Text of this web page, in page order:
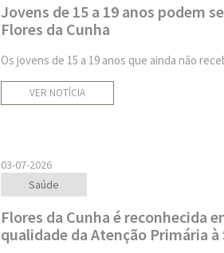
Jovens de 15 a 19 anos podem
Flores da Cunha
Os jovens de 15 a 19 anos que ainda não
VER NOTÍCIA
03-07-2026
Saúde
Flores da Cunha é reconhecida
qualidade da Atenção Primária à